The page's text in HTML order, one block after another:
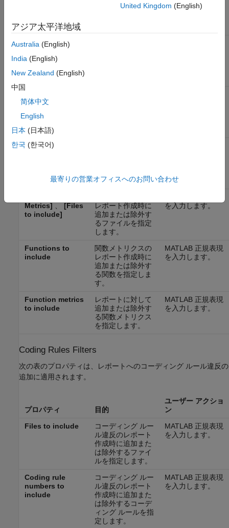
スを含めるかどう
には、このチェッ
[File Metrics]
include
Include
します。
Metrics] 、 [Files
to include]
レポート作成時に
追加または除外す
るファイルを指定
します。
を入力します。
Functions to
include
関数メトリクスの
レポート作成時に
追加または除外す
る関数を指定しま
す。
MATLAB 正規表現
を入力します。
Function metrics
to include
レポートに対して
追加または除外す
る関数メトリクス
を指定します。
MATLAB 正規表現
を入力します。
Coding Rules Filters
次の表のプロパティは、レポートへのコーディング ルール違反の
追加に適用されます。
プロパティ 目的
ユーザー アクショ
ン
Files to include
コーディング ルー
ル違反のレポート
作成時に追加また
は除外するファイ
ルを指定します。
MATLAB 正規表現
を入力します。
Coding rule
numbers to
include
コーディング ルー
ル違反のレポート
作成時に追加また
は除外するコーデ
ィング ルールを指
定します。
MATLAB 正規表現
を入力します。
United Kingdom (English)
アジア太平洋地域
Australia (English)
India (English)
New Zealand (English)
中国
简体中文
English
日本 (日本語)
한국 (한국어)
最寄りの営業オフィスへのお問い合わせ